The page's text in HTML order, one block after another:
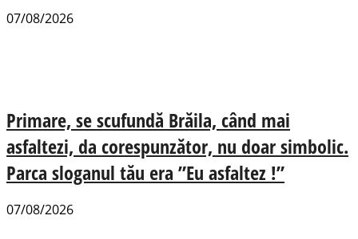
07/08/2026
Primare, se scufundă Brăila, când mai
asfaltezi, da corespunzător, nu doar simbolic.
Parca sloganul tău era ”Eu asfaltez !”
07/08/2026